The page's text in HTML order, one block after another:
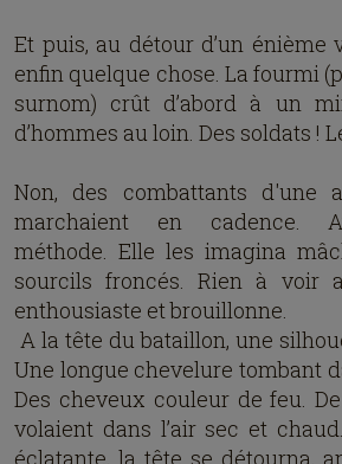
Et puis, au détour d’un énième
enfin quelque chose. La fourmi
surnom) crût d’abord à un
d’hommes au loin. Des soldats !
Non, des combattants d'une
marchaient en cadence.
méthode. Elle les imagina
sourcils froncés. Rien à voir
enthousiaste et brouillonne.
A la tête du bataillon, une
Une longue chevelure tombant
Des cheveux couleur de feu.
volaient dans l’air sec et
éclatante, la tête se détourna,